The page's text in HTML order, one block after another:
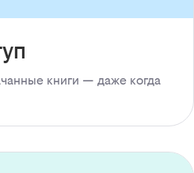
книги — даже когда